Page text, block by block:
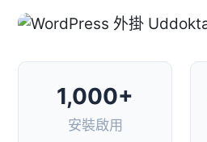
1,000+
安裝啟用